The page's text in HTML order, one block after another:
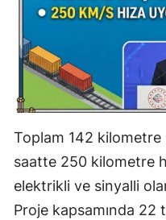
Toplam 142 kilometre
saatte 250 kilometre
elektrikli ve sinyalli
Proje kapsamında 22